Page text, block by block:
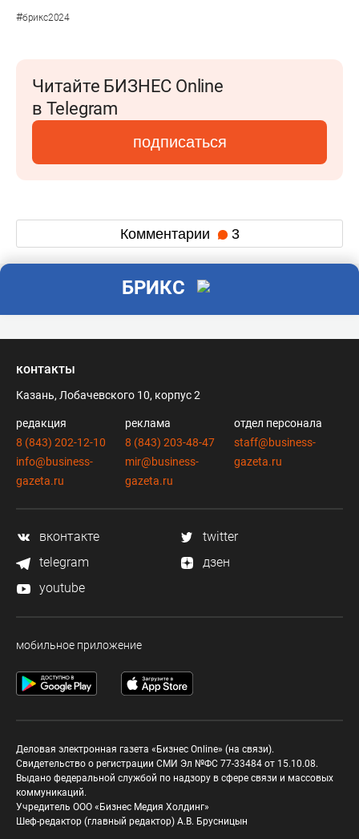
#брикс2024
Читайте БИЗНЕС Online
в Telegram
подписаться
Комментарии 3
БРИКС
контакты
Казань, Лобачевского 10, корпус 2
редакция
8 (843) 202-12-10
info@business-
gazeta.ru
реклама
8 (843) 203-48-47
mir@business-
gazeta.ru
отдел персонала
staff@business-
gazeta.ru
вконтакте
twitter
telegram
дзен
youtube
мобильное приложение
Деловая электронная газета «Бизнес Online» (на связи).
Свидетельство о регистрации СМИ Эл №ФС 77-33484 от 15.10.08.
Выдано федеральной службой по надзору в сфере связи и массовых
коммуникаций.
Учредитель ООО «Бизнес Медия Холдинг»
Шеф-редактор (главный редактор) А.В. Брусницын